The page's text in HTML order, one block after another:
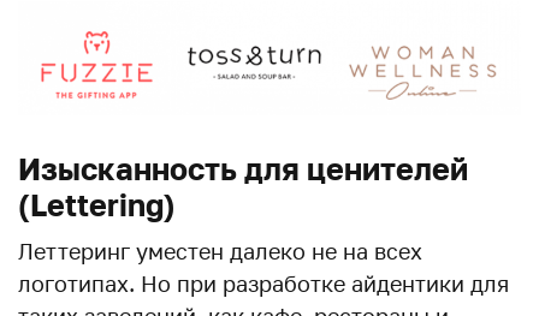
Изысканность для ценителей
(Lettering)
Леттеринг уместен далеко не на всех
логотипах. Но при разработке айдентики для